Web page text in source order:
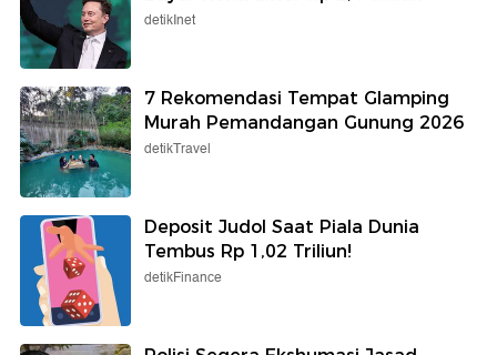
detikInet
7 Rekomendasi Tempat Glamping
Murah Pemandangan Gunung 2026
detikTravel
Deposit Judol Saat Piala Dunia
Tembus Rp 1,02 Triliun!
detikFinance